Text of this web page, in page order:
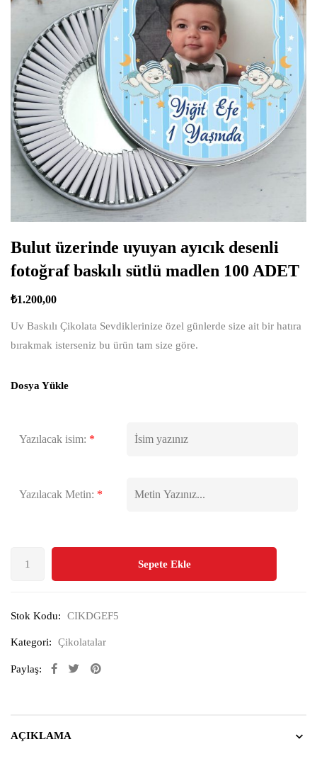
Bulut üzerinde uyuyan ayıcık desenli
fotoğraf baskılı sütlü madlen 100 ADET
₺1.200,00
Uv Baskılı Çikolata Sevdiklerinize özel günlerde size ait bir hatıra
bırakmak isterseniz bu ürün tam size göre.
Dosya Yükle
Yazılacak isim: *
Yazılacak Metin: *
Sepete Ekle
Stok Kodu: CIKDGEF5
Kategori: Çikolatalar
Paylaş:
AÇIKLAMA